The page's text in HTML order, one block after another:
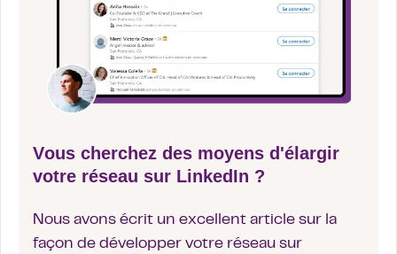
Vous cherchez des moyens d'élargir
votre réseau sur LinkedIn ?
Nous avons écrit un excellent article sur la
façon de développer votre réseau sur